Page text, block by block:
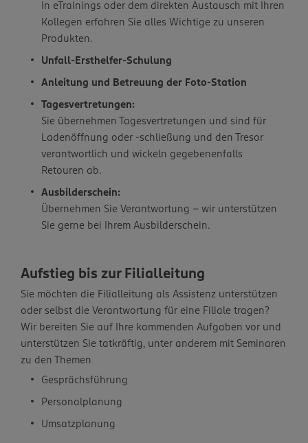
In eTrainings oder dem direkten Austausch mit Ihren
Kollegen erfahren Sie alles Wichtige zu unseren
Produkten.
Unfall-Ersthelfer-Schulung
Anleitung und Betreuung der Foto-Station
Tagesvertretungen:
Sie übernehmen Tagesvertretungen und sind für
Ladenöffnung oder -schließung und den Tresor
verantwortlich und wickeln gegebenenfalls
Retouren ab.
Ausbilderschein:
Übernehmen Sie Verantwortung – wir unterstützen
Sie gerne bei Ihrem Ausbilderschein.
Aufstieg bis zur Filialleitung
Sie möchten die Filialleitung als Assistenz unterstützen
oder selbst die Verantwortung für eine Filiale tragen?
Wir bereiten Sie auf Ihre kommenden Aufgaben vor und
unterstützen Sie tatkräftig, unter anderem mit Seminaren
zu den Themen
Gesprächsführung
Personalplanung
Umsatzplanung